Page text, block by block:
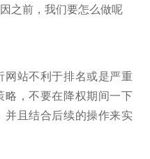
之前，我们要怎么做呢
站不利于排名或是严重
，不要在降权期间一下
且结合后续的操作来实